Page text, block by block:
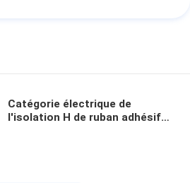
Catégorie électrique de
l'isolation H de ruban adhésif